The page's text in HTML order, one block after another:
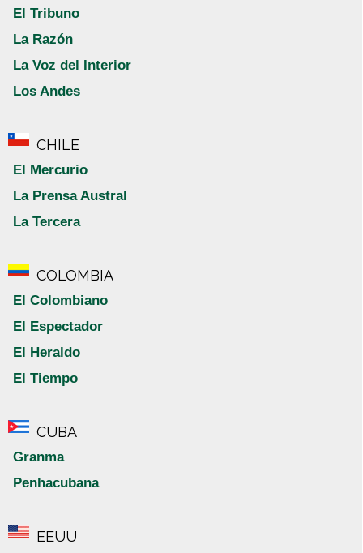
El Tribuno
La Razón
La Voz del Interior
Los Andes
CHILE
El Mercurio
La Prensa Austral
La Tercera
COLOMBIA
El Colombiano
El Espectador
El Heraldo
El Tiempo
CUBA
Granma
Penhacubana
EEUU